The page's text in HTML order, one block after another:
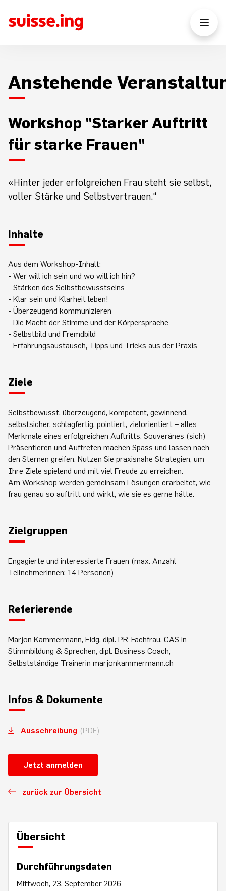
Anstehende
Workshop "Starker Auftritt
für starke Frauen"
«Hinter jeder erfolgreichen Frau steht sie selbst,
voller Stärke und Selbstvertrauen.“
Inhalte
Aus dem Workshop-Inhalt:
- Wer will ich sein und wo will ich hin?
- Stärken des Selbstbewusstseins
- Klar sein und Klarheit leben!
- Überzeugend kommunizieren
- Die Macht der Stimme und der Körpersprache
- Selbstbild und Fremdbild
- Erfahrungsaustausch, Tipps und Tricks aus der Praxis
Ziele
Selbstbewusst, überzeugend, kompetent, gewinnend,
selbstsicher, schlagfertig, pointiert, zielorientiert – alles
Merkmale eines erfolgreichen Auftritts. Souveränes (sich)
Präsentieren und Auftreten machen Spass und lassen nach
den Sternen greifen. Nutzen Sie praxisnahe Strategien, um
Ihre Ziele spielend und mit viel Freude zu erreichen.
Am Workshop werden gemeinsam Lösungen erarbeitet, wie
frau genau so auftritt und wirkt, wie sie es gerne hätte.
Zielgruppen
Engagierte und interessierte Frauen (max. Anzahl
Teilnehmerinnen: 14 Personen)
Referierende
Marjon Kammermann, Eidg. dipl. PR-Fachfrau, CAS in
Stimmbildung & Sprechen, dipl. Business Coach,
Selbstständige Trainerin marjonkammermann.ch
Infos & Dokumente
Ausschreibung (PDF)
Jetzt anmelden
zurück zur Übersicht
Übersicht
Durchführungsdaten
Mittwoch, 23. September 2026